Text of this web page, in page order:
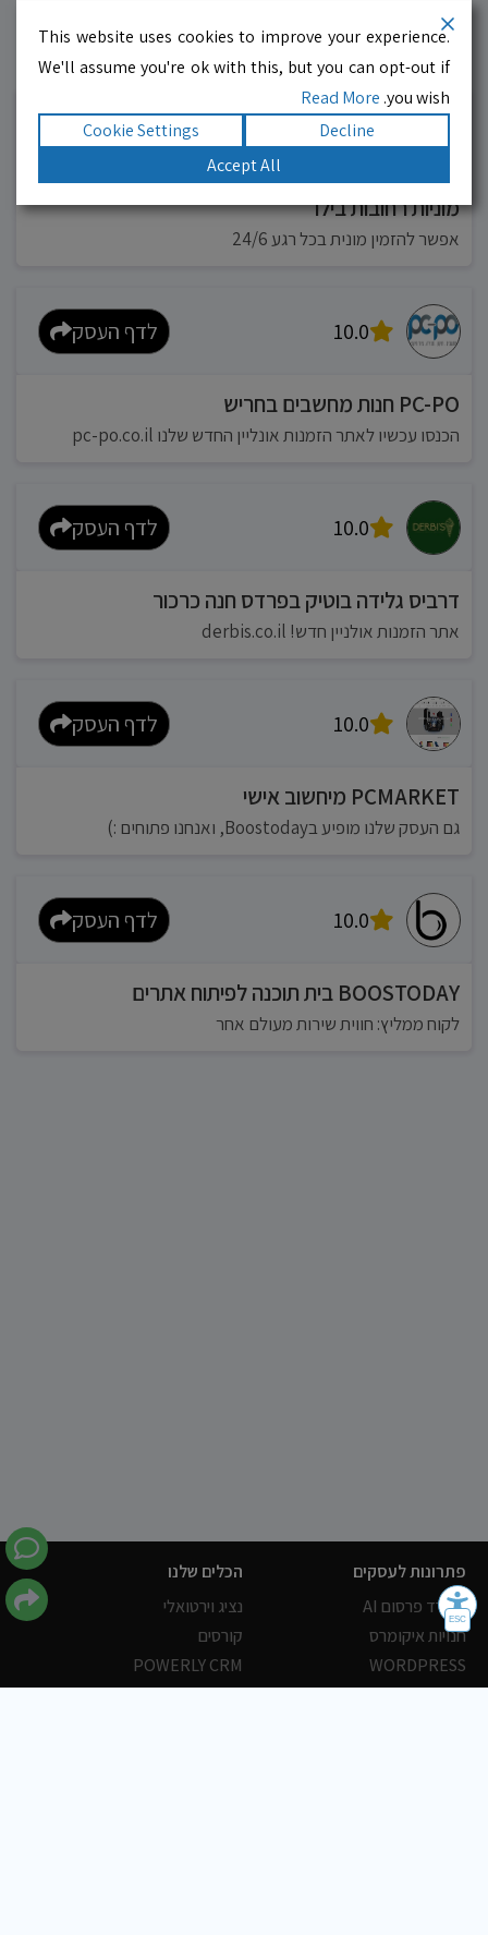
עסקים מומלצים!רוצים גם? לחצו כאן
10.0 לדף העסק
מוניות רחובות בילו
אפשר להזמין מונית בכל רגע 24/6
10.0 לדף העסק
PC-PO חנות מחשבים בחריש
הכנסו עכשיו לאתר הזמנות אונליין החדש שלנו pc-po.co.il
10.0 לדף העסק
דרביס גלידה בוטיק בפרדס חנה כרכור
אתר הזמנות אולניין חדש! derbis.co.il
10.0 לדף העסק
PCMARKET מיחשוב אישי
גם העסק שלנו מופיע בBoostoday, ואנחנו פתוחים :)
10.0 לדף העסק
BOOSTODAY בית תוכנה לפיתוח אתרים
לקוח ממליץ: חווית שירות מעולם אחר
פתרונות לעסקים
משרד פרסום AI
חנויות איקומרס
WORDPRESS
אחסון ושרתים
הכלים שלנו
נציג וירטואלי
קורסים
POWERLY CRM
הלקוחות שלנו
This website uses cookies to improve your experience.
We'll assume you're ok with this, but you can opt-out if
you wish.
Read More
Decline
Cookie Settings
Accept All